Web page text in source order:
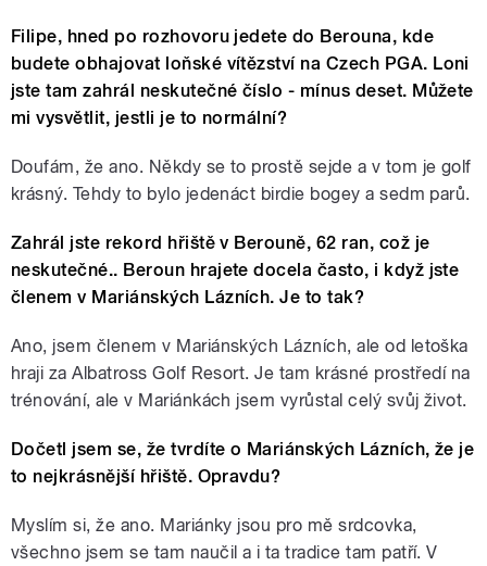
Filipe, hned po rozhovoru jedete do Berouna, kde
budete obhajovat loňské vítězství na Czech PGA. Loni
jste tam zahrál neskutečné číslo - mínus deset. Můžete
mi vysvětlit, jestli je to normální?
Doufám, že ano. Někdy se to prostě sejde a v tom je golf
krásný. Tehdy to bylo jedenáct birdie bogey a sedm parů.
Zahrál jste rekord hřiště v Berouně, 62 ran, což je
neskutečné.. Beroun hrajete docela často, i když jste
členem v Mariánských Lázních. Je to tak?
Ano, jsem členem v Mariánských Lázních, ale od letoška
hraji za Albatross Golf Resort. Je tam krásné prostředí na
trénování, ale v Mariánkách jsem vyrůstal celý svůj život.
Dočetl jsem se, že tvrdíte o Mariánských Lázních, že je
to nejkrásnější hřiště. Opravdu?
Myslím si, že ano. Mariánky jsou pro mě srdcovka,
všechno jsem se tam naučil a i ta tradice tam patří. V